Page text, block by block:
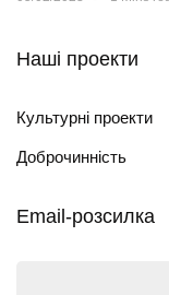
Наші проекти
Культурні проекти
Доброчинність
Email-розсилка